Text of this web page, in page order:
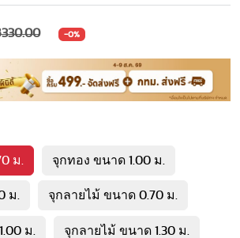
-0%
ม. จุกทอง ขนาด 1.00 ม.
ม. จุกลายไม้ ขนาด 0.70 ม.
ม. จุกลายไม้ ขนาด 1.30 ม.